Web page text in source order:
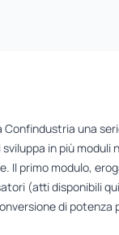
Confindustria una
in più moduli
Il primo modulo,
(atti disponibiliqui
di potenza